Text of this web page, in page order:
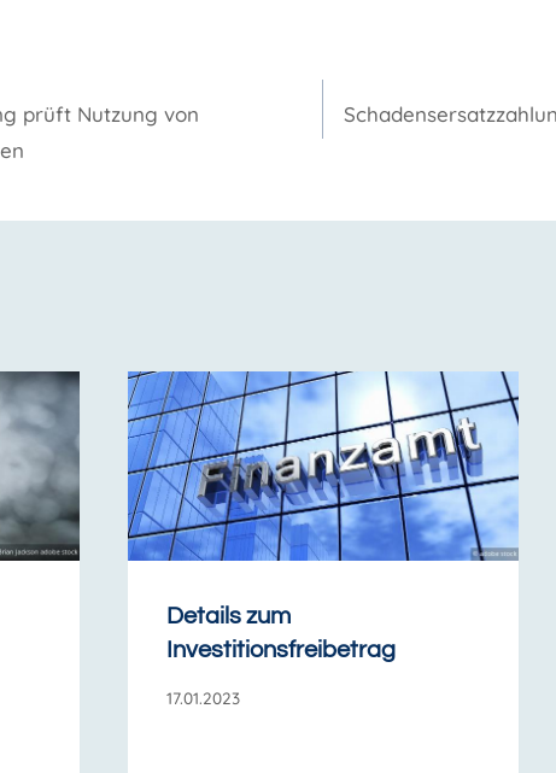
prüft Nutzung von
Details zum
Investitionsfreibetrag
17.01.2023